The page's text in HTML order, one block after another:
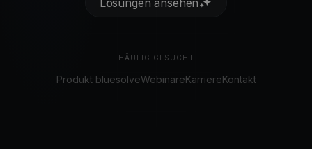
Lösungen ansehen
HÄUFIG GESUCHT
Produkt bluesolveWebinareKarriereKontakt